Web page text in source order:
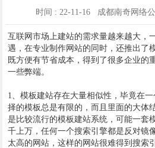
时间 : 22-11-16 成都南奇网络公
互联网市场上建站的需求量越来越大，
遇，在专业制作网站的同时，还推出了
既方便有节省成本，得到了很多企业的
一些弊端。
1、模板建站存在大量相似性，毕竟在
择的模板总是有限的，而且里面的大体
是比较流行的模板建站系统，可能一套
千上万，任何一个搜索引擎都是反对镜
太高的网站，这样的网站很难得到搜索